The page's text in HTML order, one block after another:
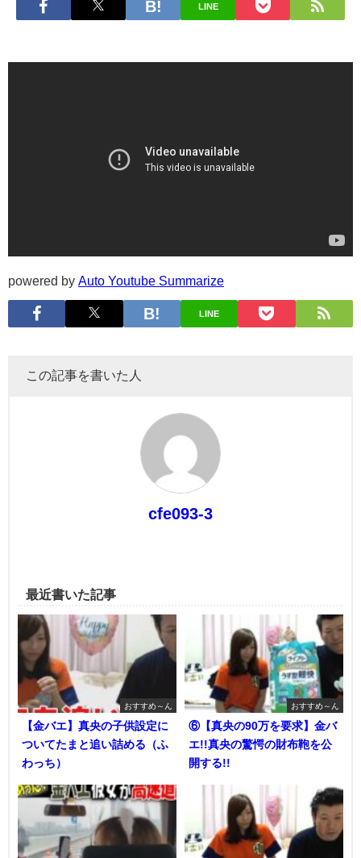
LINE
powered by Auto Youtube Summarize
LINE
この記事を書いた人
cfe093-3
最近書いた記事
おすすめ～ん
【金バエ】真央の子供設定に
ついてたまと追い詰める（ふ
わっち）
おすすめ～ん
⑥【真央の90万を要求】金バ
エ!!真央の驚愕の財布鞄を公
開する!!